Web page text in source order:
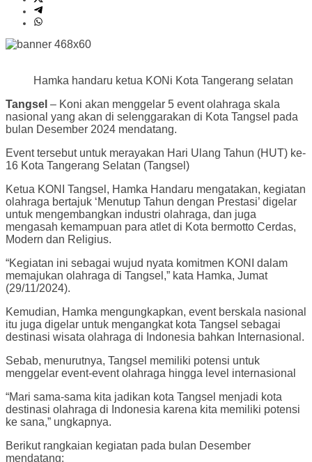
Hamka handaru ketua KONi Kota Tangerang selatan
Tangsel – Koni akan menggelar 5 event olahraga skala
nasional yang akan di selenggarakan di Kota Tangsel pada
bulan Desember 2024 mendatang.
Event tersebut untuk merayakan Hari Ulang Tahun (HUT) ke-
16 Kota Tangerang Selatan (Tangsel)
Ketua KONI Tangsel, Hamka Handaru mengatakan, kegiatan
olahraga bertajuk ‘Menutup Tahun dengan Prestasi’ digelar
untuk mengembangkan industri olahraga, dan juga
mengasah kemampuan para atlet di Kota bermotto Cerdas,
Modern dan Religius.
“Kegiatan ini sebagai wujud nyata komitmen KONI dalam
memajukan olahraga di Tangsel,” kata Hamka, Jumat
(29/11/2024).
Kemudian, Hamka mengungkapkan, event berskala nasional
itu juga digelar untuk mengangkat kota Tangsel sebagai
destinasi wisata olahraga di Indonesia bahkan Internasional.
Sebab, menurutnya, Tangsel memiliki potensi untuk
menggelar event-event olahraga hingga level internasional
“Mari sama-sama kita jadikan kota Tangsel menjadi kota
destinasi olahraga di Indonesia karena kita memiliki potensi
ke sana,” ungkapnya.
Berikut rangkaian kegiatan pada bulan Desember
mendatang: